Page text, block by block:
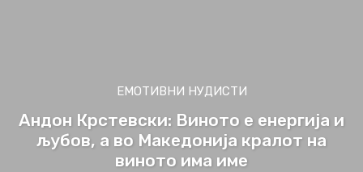
ЕМОТИВНИ НУДИСТИ
Андон Крстевски: Виното е енергија и
љубов, а во Македонија кралот на
виното има име